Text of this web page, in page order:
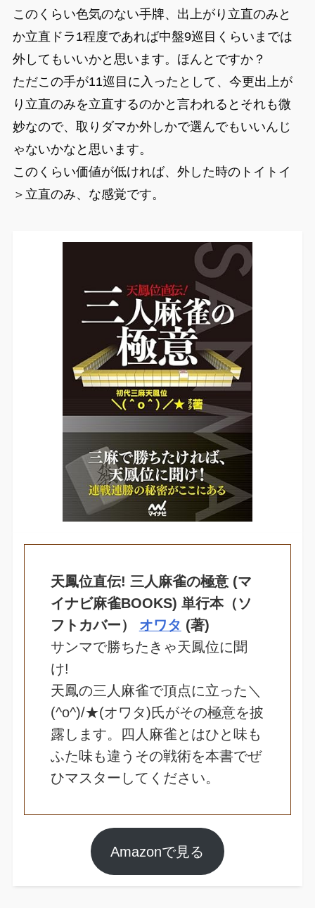
このくらい色気のない手牌、出上がり立直のみと
か立直ドラ1程度であれば中盤9巡目くらいまでは
外してもいいかと思います。ほんとですか？
ただこの手が11巡目に入ったとして、今更出上が
り立直のみを立直するのかと言われるとそれも微
妙なので、取りダマか外しかで選んでもいいんじ
ゃないかなと思います。
このくらい価値が低ければ、外した時のトイトイ
＞立直のみ、な感覚です。
天鳳位直伝! 三人麻雀の極意 (マ
イナビ麻雀BOOKS) 単行本（ソ
フトカバー） オワタ (著)
サンマで勝ちたきゃ天鳳位に聞
け!
天鳳の三人麻雀で頂点に立った＼
(^o^)/★(オワタ)氏がその極意を披
露します。四人麻雀とはひと味も
ふた味も違うその戦術を本書でぜ
ひマスターしてください。
Amazonで見る